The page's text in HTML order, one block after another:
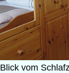
Blick vom